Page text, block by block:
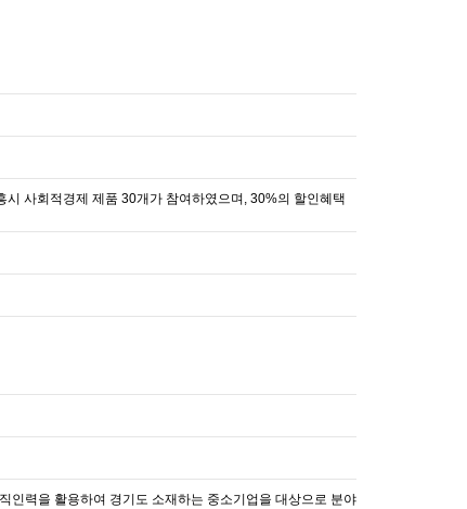
사회적경제 제품 30개가 참여하였으며, 30%의 할인혜택
인력을 활용하여 경기도 소재하는 중소기업을 대상으로 분야